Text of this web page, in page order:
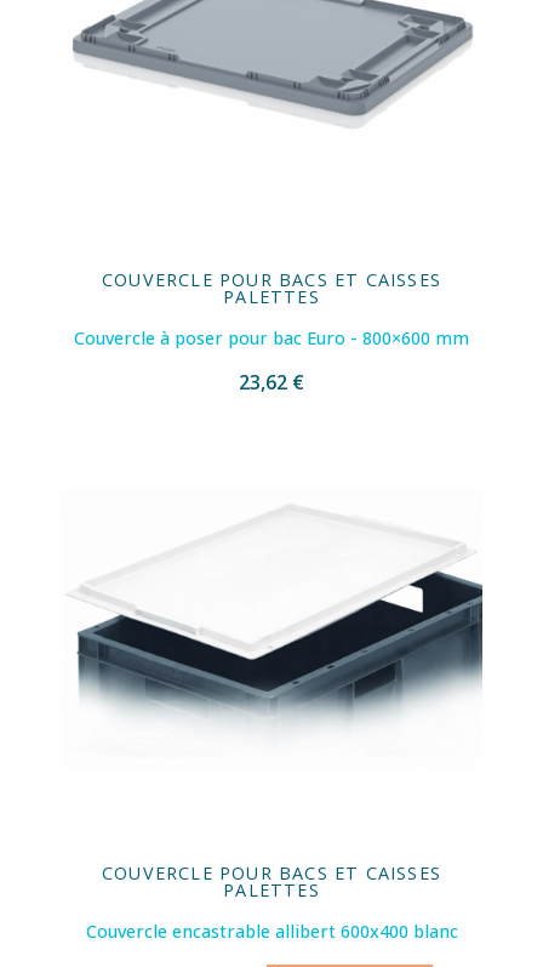
COUVERCLE POUR BACS ET CAISSES
PALETTES
Couvercle à poser pour bac Euro - 800×600 mm
23,62 €
COUVERCLE POUR BACS ET CAISSES
PALETTES
Couvercle encastrable allibert 600x400 blanc